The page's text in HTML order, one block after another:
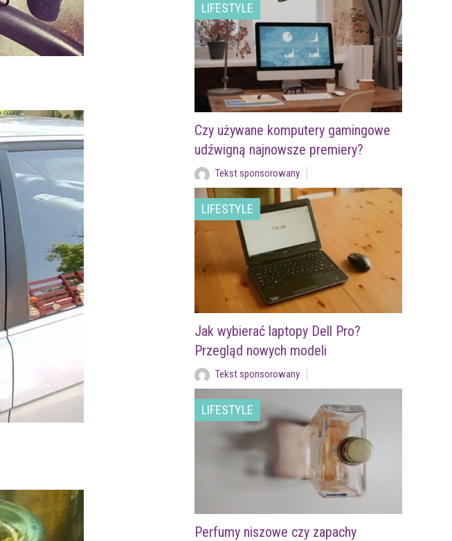
LIFESTYLE
Czy używane komputery gamingowe
udźwigną najnowsze premiery?
Tekst sponsorowany
LIFESTYLE
Jak wybierać laptopy Dell Pro?
Przegląd nowych modeli
Tekst sponsorowany
LIFESTYLE
Perfumy niszowe czy zapachy